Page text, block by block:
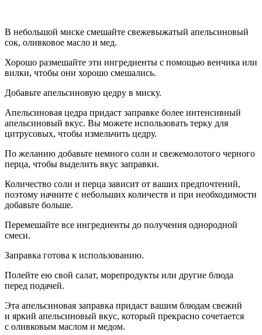
В небольшой миске смешайте свежевыжатый апельсиновый
сок, оливковое масло и мед.
Хорошо размешайте эти ингредиенты с помощью венчика или
вилки, чтобы они хорошо смешались.
Добавьте апельсиновую цедру в миску.
Апельсиновая цедра придаст заправке более интенсивный
апельсиновый вкус. Вы можете использовать терку для
цитрусовых, чтобы измельчить цедру.
По желанию добавьте немного соли и свежемолотого черного
перца, чтобы выделить вкус заправки.
Количество соли и перца зависит от ваших предпочтений,
поэтому начните с небольших количеств и при необходимости
добавьте больше.
Перемешайте все ингредиенты до получения однородной
смеси.
Заправка готова к использованию.
Полейте ею свой салат, морепродукты или другие блюда
перед подачей.
Эта апельсиновая заправка придаст вашим блюдам свежий
и яркий апельсиновый вкус, который прекрасно сочетается
с оливковым маслом и медом.